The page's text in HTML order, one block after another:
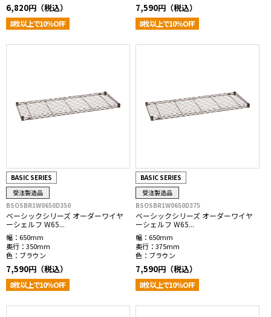
6,820円（税込）
8枚以上で10％OFF
7,590円（税込）
8枚以上で10％OFF
BASIC SERIES
受注製造品
BSOSBR1W0650D350
ベーシックシリーズ オーダーワイヤ
ーシェルフ W65...
幅： 650mm
奥行： 350mm
色： ブラウン
7,590円（税込）
8枚以上で10％OFF
BASIC SERIES
受注製造品
BSOSBR1W0650D375
ベーシックシリーズ オーダーワイヤ
ーシェルフ W65...
幅： 650mm
奥行： 375mm
色： ブラウン
7,590円（税込）
8枚以上で10％OFF